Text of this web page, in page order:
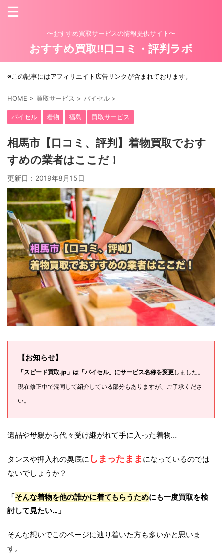
〜おすすめ買取サービスの情報提供サイト〜
おすすめ買取!!口コミ・評判ラボ
※この記事にはアフィリエイト広告リンクが含まれております。
HOME > 買取サービス > バイセル >
バイセル 着物 福島 買取サービス
相馬市【口コミ、評判】着物買取でおす
すめの業者はここだ！
更新日： 2019年8月15日
【お知らせ】
「スピード買取.jp」は「バイセル」にサービス名称を変更しました。
現在修正中で混同して紹介している部分もありますが、ご了承くださ
い。
遺品や母親から代々受け継がれて手に入った着物…
タンスや押入れの奥底に しまったまま になっているのでは
ないでしょうか？
「そんな着物を他の誰かに着てもらうためにも一度買取を検
討して見たい…」
そんな想いでこのページに辿り着いた方も多いかと思いま
す。